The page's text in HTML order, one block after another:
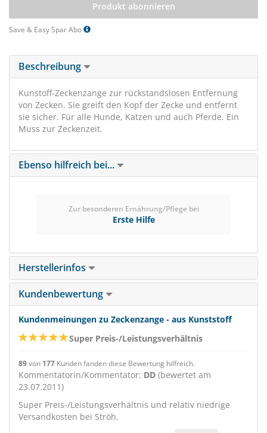
Produkt abonnieren
Save & Easy Spar Abo
Beschreibung
Kunstoff-Zeckenzange zur rückstandslosen Entfernung
von Zecken. Sie greift den Kopf der Zecke und entfernt
sie sicher. Für alle Hunde, Katzen und auch Pferde. Ein
Muss zur Zeckenzeit.
Ebenso hilfreich bei...
Zur besonderen Ernährung/Pflege bei
Erste Hilfe
Herstellerinfos
Kundenbewertung
Kundenmeinungen zu Zeckenzange - aus Kunststoff
Super Preis-/Leistungsverhältnis
89von 177 Kunden fanden diese Bewertung hilfreich.
Kommentatorin/Kommentator: DD (bewertet am
23.07.2011)
Super Preis-/Leistungsverhältnis und relativ niedrige
Versandkosten bei Ströh.